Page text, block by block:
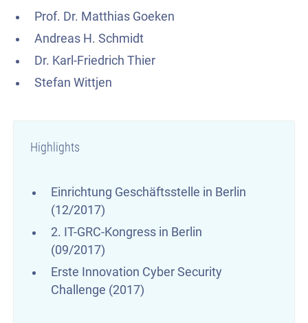
Prof. Dr. Matthias Goeken
Andreas H. Schmidt
Dr. Karl-Friedrich Thier
Stefan Wittjen
Highlights
Einrichtung Geschäftsstelle in Berlin
(12/2017)
2. IT-GRC-Kongress in Berlin
(09/2017)
Erste Innovation Cyber Security
Challenge (2017)